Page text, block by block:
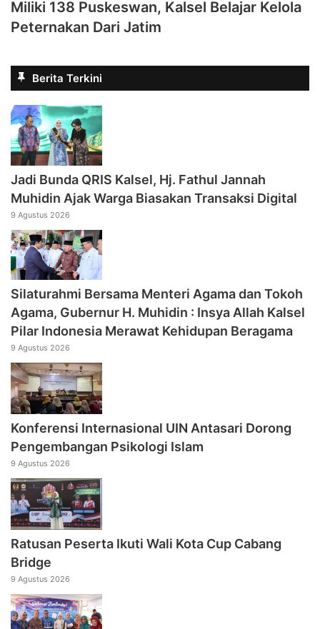
Miliki 138 Puskeswan, Kalsel Belajar Kelola
Peternakan Dari Jatim
Berita Terkini
Jadi Bunda QRIS Kalsel, Hj. Fathul Jannah
Muhidin Ajak Warga Biasakan Transaksi Digital
9 Agustus 2026
Silaturahmi Bersama Menteri Agama dan Tokoh
Agama, Gubernur H. Muhidin : Insya Allah Kalsel
Pilar Indonesia Merawat Kehidupan Beragama
9 Agustus 2026
Konferensi Internasional UIN Antasari Dorong
Pengembangan Psikologi Islam
9 Agustus 2026
Ratusan Peserta Ikuti Wali Kota Cup Cabang
Bridge
9 Agustus 2026